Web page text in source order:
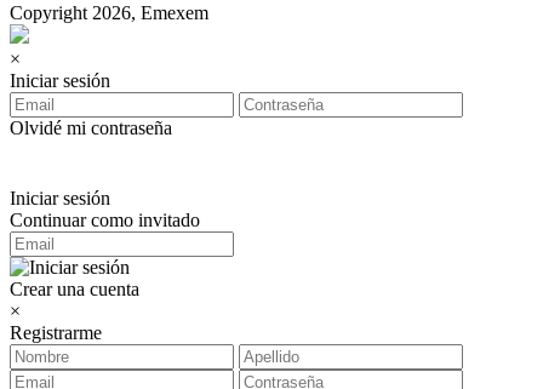
Copyright 2026, Emexem
×
Iniciar sesión
Olvidé mi contraseña
Iniciar sesión
Continuar como invitado
Crear una cuenta
×
Registrarme